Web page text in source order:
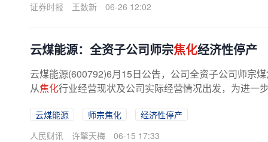
证券时报
王数新 06-26 12:02
云煤能源：全资子公司师宗焦化经济性停产
云煤能源(600792)6月15日公告，公司全资子公司师宗
从焦化行业经营现状及公司实际经营情况出发，为进一
云煤能源 师宗焦化
经济性停产
人民财讯
许擎天梅 06-15 17:33